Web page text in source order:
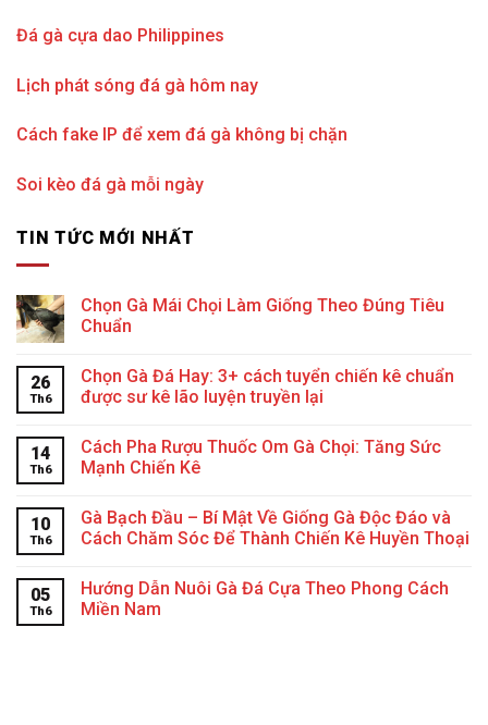
Đá gà cựa dao Philippines
Lịch phát sóng đá gà hôm nay
Cách fake IP để xem đá gà không bị chặn
Soi kèo đá gà mỗi ngày
TIN TỨC MỚI NHẤT
Chọn Gà Mái Chọi Làm Giống Theo Đúng Tiêu
Chuẩn
26
Th6
Chọn Gà Đá Hay: 3+ cách tuyển chiến kê chuẩn
được sư kê lão luyện truyền lại
14
Th6
Cách Pha Rượu Thuốc Om Gà Chọi: Tăng Sức
Mạnh Chiến Kê
10
Th6
Gà Bạch Đầu – Bí Mật Về Giống Gà Độc Đáo và
Cách Chăm Sóc Để Thành Chiến Kê Huyền Thoại
05
Th6
Hướng Dẫn Nuôi Gà Đá Cựa Theo Phong Cách
Miền Nam